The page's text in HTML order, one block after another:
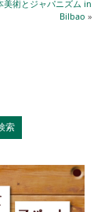
美術とジャパニズム in
Bilbao »